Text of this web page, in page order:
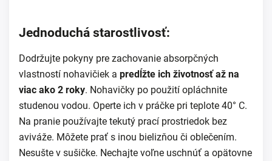
Jednoduchá starostlivosť:
Dodržujte pokyny pre zachovanie absorpčných
vlastností nohavičiek a predĺžte ich životnosť až na
viac ako 2 roky. Nohavičky po použití opláchnite
studenou vodou. Operte ich v práčke pri teplote 40° C.
Na pranie používajte tekutý prací prostriedok bez
aviváže. Môžete prať s inou bielizňou či oblečením.
Nesušte v sušičke. Nechajte voľne uschnúť a opätovne